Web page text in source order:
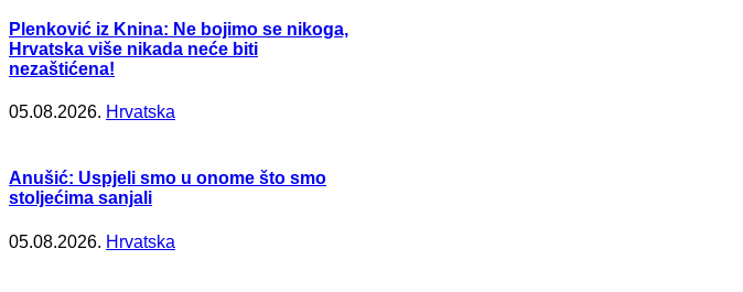
Plenković iz Knina: Ne bojimo se nikoga,
Hrvatska više nikada neće biti
nezaštićena!
05.08.2026. Hrvatska
Anušić: Uspjeli smo u onome što smo
stoljećima sanjali
05.08.2026. Hrvatska